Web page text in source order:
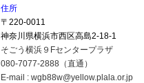
住所
〒220-0011
神奈川県横浜市西区高島2-18-1
そごう横浜９Fセンタープラザ
080-7077-2888（直通）
E-mail : wgb88w@yellow.plala.or.jp